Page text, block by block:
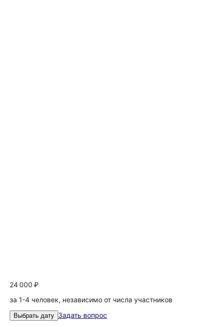
24 000 ₽
за 1-4 человек, независимо от числа участников
Выбрать дату Задать вопрос